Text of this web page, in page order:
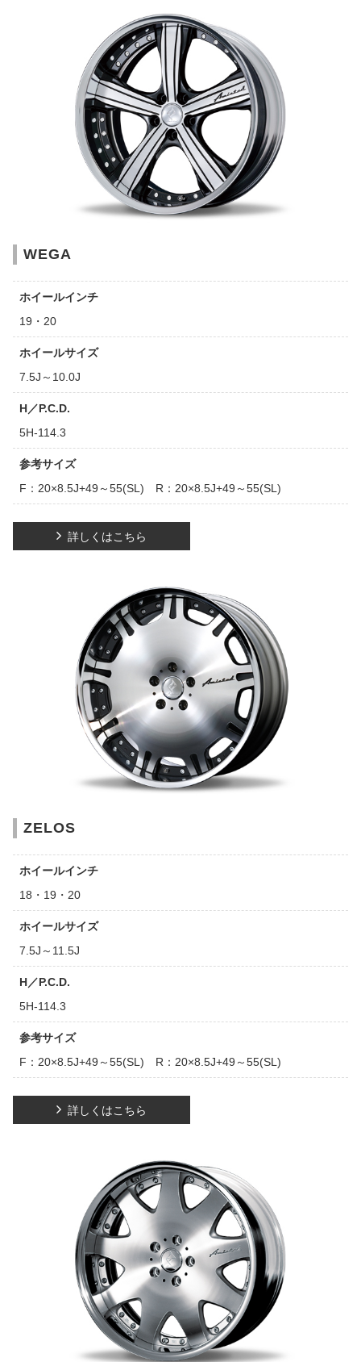
WEGA
ホイールインチ
19・20
ホイールサイズ
7.5J～10.0J
H／P.C.D.
5H-114.3
参考サイズ
F：20×8.5J+49～55(SL) R：20×8.5J+49～55(SL)
詳しくはこちら
ZELOS
ホイールインチ
18・19・20
ホイールサイズ
7.5J～11.5J
H／P.C.D.
5H-114.3
参考サイズ
F：20×8.5J+49～55(SL) R：20×8.5J+49～55(SL)
詳しくはこちら